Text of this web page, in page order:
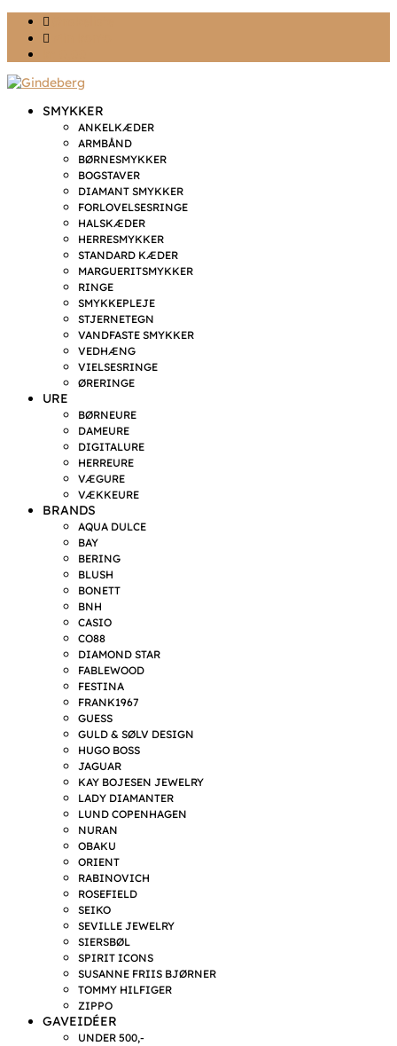
SMYKKER
ANKELKÆDER
ARMBÅND
BØRNESMYKKER
BOGSTAVER
DIAMANT SMYKKER
FORLOVELSESRINGE
HALSKÆDER
HERRESMYKKER
STANDARD KÆDER
MARGUERITSMYKKER
RINGE
SMYKKEPLEJE
STJERNETEGN
VANDFASTE SMYKKER
VEDHÆNG
VIELSESRINGE
ØRERINGE
URE
BØRNEURE
DAMEURE
DIGITALURE
HERREURE
VÆGURE
VÆKKEURE
BRANDS
AQUA DULCE
BAY
BERING
BLUSH
BONETT
BNH
CASIO
CO88
DIAMOND STAR
FABLEWOOD
FESTINA
FRANK1967
GUESS
GULD & SØLV DESIGN
HUGO BOSS
JAGUAR
KAY BOJESEN JEWELRY
LADY DIAMANTER
LUND COPENHAGEN
NURAN
OBAKU
ORIENT
RABINOVICH
ROSEFIELD
SEIKO
SEVILLE JEWELRY
SIERSBØL
SPIRIT ICONS
SUSANNE FRIIS BJØRNER
TOMMY HILFIGER
ZIPPO
GAVEIDÉER
UNDER 500,-